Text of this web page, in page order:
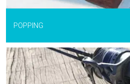
POPPING